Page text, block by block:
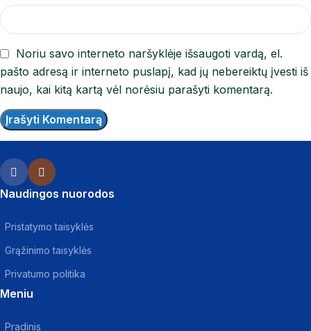
Noriu savo interneto naršyklėje išsaugoti vardą, el.
pašto adresą ir interneto puslapį, kad jų nebereiktų įvesti iš
naujo, kai kitą kartą vėl norėsiu parašyti komentarą.
Naudingos nuorodos
Pristatymo taisyklės
Grąžinimo taisyklės
Privatumo politika
Meniu
Pradinis